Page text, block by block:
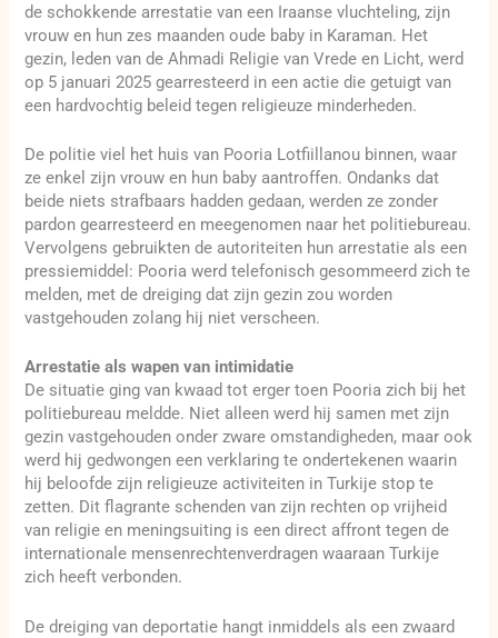
de schokkende arrestatie van een Iraanse vluchteling, zijn
vrouw en hun zes maanden oude baby in Karaman. Het
gezin, leden van de Ahmadi Religie van Vrede en Licht, werd
op 5 januari 2025 gearresteerd in een actie die getuigt van
een hardvochtig beleid tegen religieuze minderheden.
De politie viel het huis van Pooria Lotfiillanou binnen, waar
ze enkel zijn vrouw en hun baby aantroffen. Ondanks dat
beide niets strafbaars hadden gedaan, werden ze zonder
pardon gearresteerd en meegenomen naar het politiebureau.
Vervolgens gebruikten de autoriteiten hun arrestatie als een
pressiemiddel: Pooria werd telefonisch gesommeerd zich te
melden, met de dreiging dat zijn gezin zou worden
vastgehouden zolang hij niet verscheen.
Arrestatie als wapen van intimidatie
De situatie ging van kwaad tot erger toen Pooria zich bij het
politiebureau meldde. Niet alleen werd hij samen met zijn
gezin vastgehouden onder zware omstandigheden, maar ook
werd hij gedwongen een verklaring te ondertekenen waarin
hij beloofde zijn religieuze activiteiten in Turkije stop te
zetten. Dit flagrante schenden van zijn rechten op vrijheid
van religie en meningsuiting is een direct affront tegen de
internationale mensenrechtenverdragen waaraan Turkije
zich heeft verbonden.
De dreiging van deportatie hangt inmiddels als een zwaard